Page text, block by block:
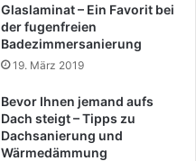
Glaslaminat – Ein Favorit bei
der fugenfreien
Badezimmersanierung
19. März 2019
Bevor Ihnen jemand aufs
Dach steigt – Tipps zu
Dachsanierung und
Wärmedämmung